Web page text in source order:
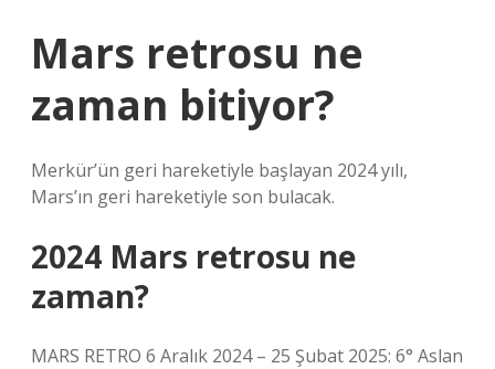
Mars retrosu ne
zaman bitiyor?
Merkür’ün geri hareketiyle başlayan 2024 yılı,
Mars’ın geri hareketiyle son bulacak.
2024 Mars retrosu ne
zaman?
MARS RETRO 6 Aralık 2024 – 25 Şubat 2025: 6° Aslan